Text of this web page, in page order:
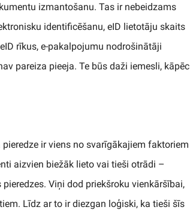
izmantošanu. Tas ir nebeidzams
identificēšanu, eID lietotāju skaits
rīkus, e-pakalpojumu nodrošinātāji
pareiza pieeja. Te būs daži iemesli, kāpēc
ir viens no svarīgākajiem faktoriem
aizvien biežāk lieto vai tieši otrādi –
Viņi dod priekšroku vienkāršībai,
Līdz ar to ir diezgan loģiski, ka tieši šīs